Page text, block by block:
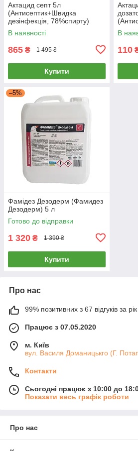
Актацид септ 5л
(Антисептик+Швидка
дезінфекція, 78%спирту)
В наявності
865 ₴ 1 495 ₴
Купити
В
110
–5%
Фамідез Дезодерм (Фамидез
Дезодерм) 5 л
Готово до відправки
1 320 ₴ 1 390 ₴
Купити
Про нас
99% позитивних з 67 відгуків за рік
Працює з 07.05.2020
м. Київ
вул. Василя Доманицькго (Г.
Контакти
Сьогодні працює з 10:00 до
Показати весь графік роботи
Про нас